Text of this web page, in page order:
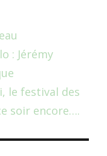
: Jérémy
le festival des
soir encore….